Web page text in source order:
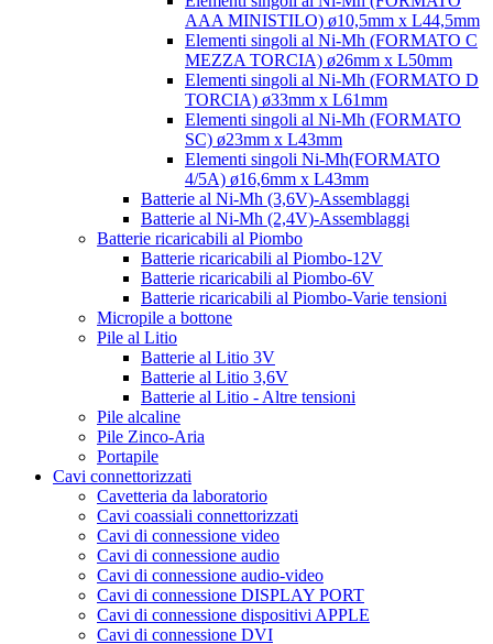
AAA MINISTILO) ø10,5mm x L44,5mm
Elementi singoli al Ni-Mh (FORMATO C
MEZZA TORCIA) ø26mm x L50mm
Elementi singoli al Ni-Mh (FORMATO D
TORCIA) ø33mm x L61mm
Elementi singoli al Ni-Mh (FORMATO
SC) ø23mm x L43mm
Elementi singoli Ni-Mh(FORMATO
4/5A) ø16,6mm x L43mm
Batterie al Ni-Mh (3,6V)-Assemblaggi
Batterie al Ni-Mh (2,4V)-Assemblaggi
Batterie ricaricabili al Piombo
Batterie ricaricabili al Piombo-12V
Batterie ricaricabili al Piombo-6V
Batterie ricaricabili al Piombo-Varie tensioni
Micropile a bottone
Pile al Litio
Batterie al Litio 3V
Batterie al Litio 3,6V
Batterie al Litio - Altre tensioni
Pile alcaline
Pile Zinco-Aria
Portapile
Cavi connettorizzati
Cavetteria da laboratorio
Cavi coassiali connettorizzati
Cavi di connessione video
Cavi di connessione audio
Cavi di connessione audio-video
Cavi di connessione DISPLAY PORT
Cavi di connessione dispositivi APPLE
Cavi di connessione DVI